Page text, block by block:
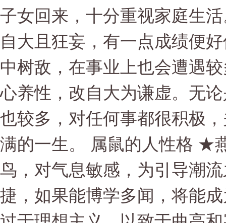
子女回来，十分重视家庭生
自大且狂妄，有一点成绩便
中树敌，在事业上也会遭遇
心养性，改自大为谦虚。无
也较多，对任何事都很积极
满的一生。 属鼠的人性格 ★
鸟，对气息敏感，为引导潮
捷，如果能博学多闻，将能